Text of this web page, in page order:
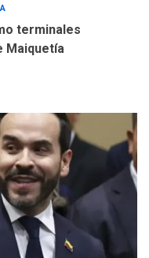
terminales
Maiquetía